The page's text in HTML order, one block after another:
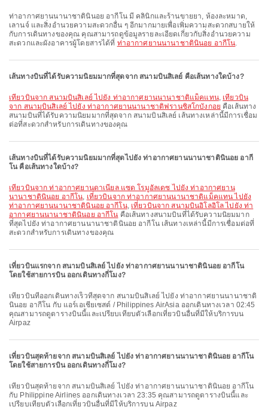
ท่าอากาศยานนานาชาตินินอย อากีโน มี คลินิกและร้านขายยา, ห้องละหมาด,
เลานจ์ และสิ่งอำนวยความสะดวกอื่น ๆ อีกมากมายเพื่อเพิ่มความสะดวกสบายให้
กับการเดินทางของคุณ คุณสามารถดูข้อมูลรายละเอียดเกี่ยวกับสิ่งอำนวยความ
สะดวกและผังอาคารผู้โดยสารได้ที่ ท่าอากาศยานนานาชาตินินอย อากีโน.
เส้นทางบินที่ได้รับความนิยมมากที่สุดจาก สนามบินสิเลย์ คือเส้นทางใดบ้าง?
เที่ยวบินจาก สนามบินสิเลย์ ไปยัง ท่าอากาศยานนานาชาติแม็คแทน, เที่ยวบิน
จาก สนามบินสิเลย์ ไปยัง ท่าอากาศยานนานาชาติฟรานซิสโกบังกอย คือเส้นทาง
สนามบินที่ได้รับความนิยมมากที่สุดจาก สนามบินสิเลย์ เส้นทางเหล่านี้มีการเชื่อม
ต่อที่สะดวกสำหรับการเดินทางของคุณ
เส้นทางบินที่ได้รับความนิยมมากที่สุดไปยัง ท่าอากาศยานนานาชาตินินอย อากี
โน คือเส้นทางใดบ้าง?
เที่ยวบินจาก ท่าอากาศยานดาเนียล แซด โรมูอัลเดซ ไปยัง ท่าอากาศยาน
นานาชาตินินอย อากีโน, เที่ยวบินจาก ท่าอากาศยานนานาชาติแม็คแทน ไปยัง
ท่าอากาศยานนานาชาตินินอย อากีโน, เที่ยวบินจาก สนามบินอิโลอิโล ไปยัง ท่า
อากาศยานนานาชาตินินอย อากีโน คือเส้นทางสนามบินที่ได้รับความนิยมมาก
ที่สุดไปยัง ท่าอากาศยานนานาชาตินินอย อากีโน เส้นทางเหล่านี้มีการเชื่อมต่อที่
สะดวกสำหรับการเดินทางของคุณ
เที่ยวบินแรกจาก สนามบินสิเลย์ ไปยัง ท่าอากาศยานนานาชาตินินอย อากีโน
โดยใช้สายการบิน ออกเดินทางกี่โมง?
เที่ยวบินที่ออกเดินทางเร็วที่สุดจาก สนามบินสิเลย์ ไปยัง ท่าอากาศยานนานาชาติ
นินอย อากีโน กับ แอร์เอเชียเซสต์ / Philippines AirAsia ออกเดินทางเวลา 02:45
คุณสามารถดูตารางบินนี้และเปรียบเทียบตัวเลือกเที่ยวบินอื่นที่มีให้บริการบน
Airpaz
เที่ยวบินสุดท้ายจาก สนามบินสิเลย์ ไปยัง ท่าอากาศยานนานาชาตินินอย อากีโน
โดยใช้สายการบิน ออกเดินทางกี่โมง?
เที่ยวบินสุดท้ายจาก สนามบินสิเลย์ ไปยัง ท่าอากาศยานนานาชาตินินอย อากีโน
กับ Philippine Airlines ออกเดินทางเวลา 23:35 คุณสามารถดูตารางบินนี้และ
เปรียบเทียบตัวเลือกเที่ยวบินอื่นที่มีให้บริการบน Airpaz